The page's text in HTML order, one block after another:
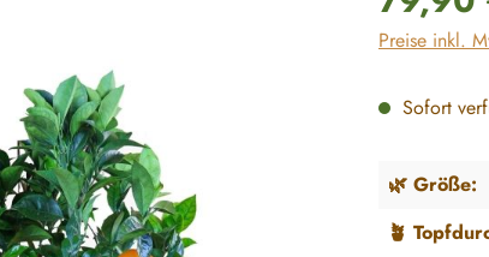
Preise inkl.
Sofort
🌿 Größe:
🪴